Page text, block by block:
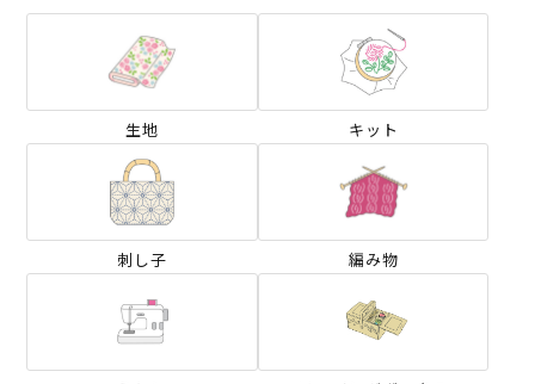
生地 キット
刺し子 編み物